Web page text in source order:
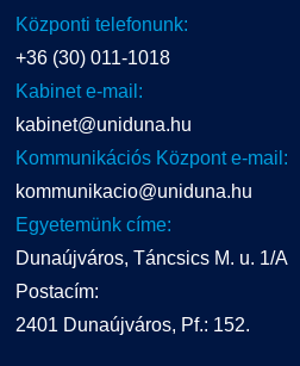
Központi telefonunk:
+36 (30) 011-1018
Kabinet e-mail:
kabinet@uniduna.hu
Kommunikációs Központ e-mail:
kommunikacio@uniduna.hu
Egyetemünk címe:
Dunaújváros, Táncsics M. u. 1/A
Postacím:
2401 Dunaújváros, Pf.: 152.